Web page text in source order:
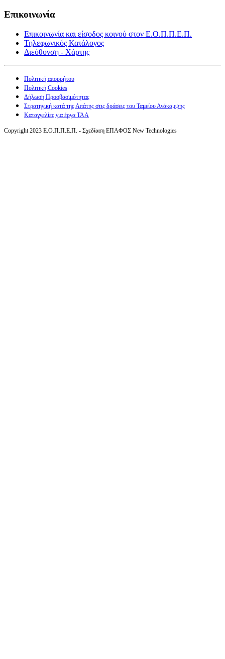
Επικοινωνία
Επικοινωνία και είσοδος κοινού στον Ε.Ο.Π.Π.Ε.Π.
Τηλεφωνικός Κατάλογος
Διεύθυνση - Χάρτης
Πολιτική απορρήτου
Πολιτική Cookies
Δήλωση Προσβασιμότητας
Στρατηγική κατά της Απάτης στις δράσεις του Ταμείου Ανάκαμψης
Καταγγελίες για έργα ΤΑΑ
Copyright 2023 Ε.Ο.Π.Π.Ε.Π. - Σχεδίαση ΕΠΑΦΟΣ New Technologies